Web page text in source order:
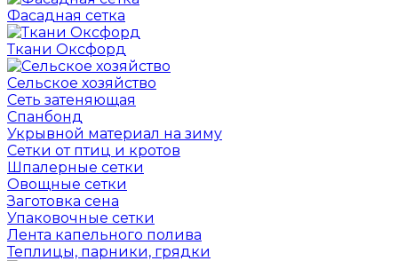
Фасадная сетка
Ткани Оксфорд
Сельское хозяйство
Сеть затеняющая
Спанбонд
Укрывной материал на зиму
Сетки от птиц и кротов
Шпалерные сетки
Овощные сетки
Заготовка сена
Упаковочные сетки
Лента капельного полива
Теплицы, парники, грядки